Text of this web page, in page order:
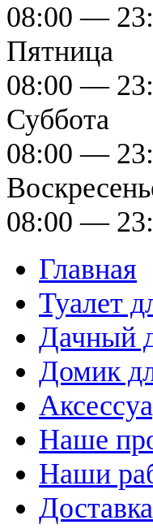
08:00 —
Пятница
08:00 —
Суббота
08:00 —
08:00 —
Главная
Туалет
Дачный
Домик
Наше
Наши
Доставка